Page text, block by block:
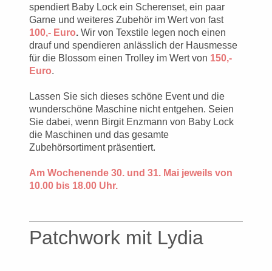
spendiert Baby Lock ein Scherenset, ein paar
Garne und weiteres Zubehör im Wert von fast
100,- Euro. Wir von Texstile legen noch einen
drauf und spendieren anlässlich der Hausmesse
für die Blossom einen Trolley im Wert von 150,-
Euro.
Lassen Sie sich dieses schöne Event und die
wunderschöne Maschine nicht entgehen. Seien
Sie dabei, wenn Birgit Enzmann von Baby Lock
die Maschinen und das gesamte
Zubehörsortiment präsentiert.
Am Wochenende 30. und 31. Mai jeweils von
10.00 bis 18.00 Uhr.
Patchwork mit Lydia